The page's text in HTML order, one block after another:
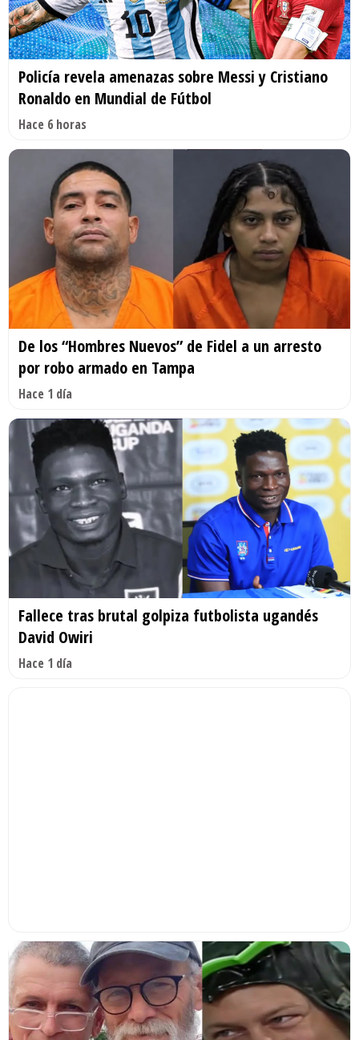
Policía revela amenazas sobre Messi y Cristiano
Ronaldo en Mundial de Fútbol
Hace 6 horas
De los “Hombres Nuevos” de Fidel a un arresto
por robo armado en Tampa
Hace 1 día
Fallece tras brutal golpiza futbolista ugandés
David Owiri
Hace 1 día